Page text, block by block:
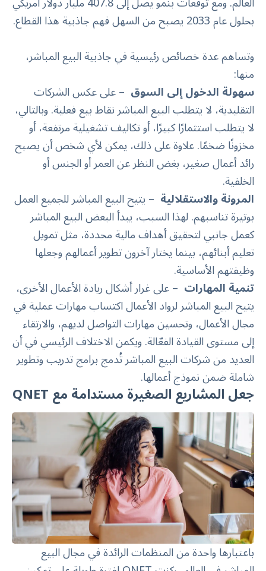
بحلول عام 2033
يصبح من السهل فهم جاذبية هذا القطاع.
وتساهم عدة خصائص رئيسية في جاذبية البيع المباشر،
منها:
سهولة الدخول إلى السوق – على عكس الشركات
التقليدية، لا يتطلب البيع المباشر نقاط بيع فعلية. وبالتالي،
لا يتطلب استثمارًا كبيرًا، أو تكاليف تشغيلية مرتفعة، أو
مخزونًا ضخمًا. علاوة على ذلك، يمكن لأي شخص أن يصبح
رائد أعمال صغير، بغض النظر عن العمر أو الجنس أو
الخلفية.
المرونة والاستقلالية – يتيح البيع المباشر للجميع العمل
بوتيرة تناسبهم. لهذا السبب، يبدأ البعض البيع المباشر
كعمل جانبي لتحقيق أهداف مالية محددة، مثل تمويل
تعليم أبنائهم، بينما يختار آخرون تطوير أعمالهم وجعلها
وظيفتهم الأساسية.
تنمية المهارات – على غرار أشكال ريادة الأعمال الأخرى،
يتيح البيع المباشر لرواد الأعمال اكتساب مهارات عملية في
مجال الأعمال، وتحسين مهارات التواصل لديهم، والارتقاء
إلى مستوى القيادة الفعّالة. ويكمن الاختلاف الرئيسي في أن
العديد من شركات البيع المباشر تُدمج برامج تدريب وتطوير
شاملة ضمن نموذج أعمالها.
جعل المشاريع الصغيرة مستدامة مع QNET
باعتبارها واحدة من المنظمات الرائدة في مجال البيع